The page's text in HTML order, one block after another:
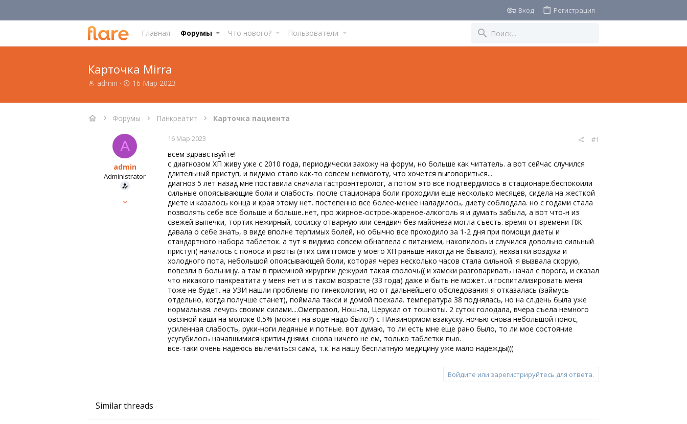
Вход Регистрация
Главная Форумы Что нового? Пользователи
Карточка Mirra
А
т
admin
Д
т
н
ч
а
а
16 Мар 2023
Форумы Панкреатит Карточка пациента
A
admin
Administrator
16 Мар 2023 #1
всем здравствуйте!
с диагнозом ХП живу уже с 2010 года, периодически захожу на форум, но больше как читатель. а вот сейчас случился
длительный приступ, и видимо стало как-то совсем невмоготу, что хочется выговориться...
диагноз 5 лет назад мне поставила сначала гастроэнтеролог, а потом это все подтвердилось в стационаре.беспокоили
сильные опоясывающие боли и слабость. после стационара боли проходили еще несколько месяцев, сидела на жесткой
диете и казалось конца и края этому нет. постепенно все более-менее наладилось, диету соблюдала. но с годами стала
позволять себе все больше и больше..нет, про жирное-острое-жареное-алкоголь я и думать забыла, а вот что-н из
свежей выпечки, тортик нежирный, сосиску отварную или сендвич без майонеза могла съесть. время от времени ПЖ
давала о себе знать, в виде вполне терпимых болей, но обычно все проходило за 1-2 дня при помощи диеты и
стандартного набора таблеток. а тут я видимо совсем обнаглела с питанием, накопилось и случился довольно сильный
приступ( началось с поноса и рвоты (этих симптомов у моего ХП раньше никогда не бывало), нехватки воздуха и
холодного пота, небольшой опоясывающей боли, которая через несколько часов стала сильной. я вызвала скорую,
повезли в больницу. а там в приемной хирургии дежурил такая сволочь(( и хамски разговаривать начал с порога, и сказал
что никакого панкреатита у меня нет и в таком возрасте (33 года) даже и быть не может. и госпитализировать меня
тоже не будет. на УЗИ нашли проблемы по гинекологии, но от дальнейшего обследования я отказалась (займусь
отдельно, когда получше станет), поймала такси и домой поехала. температура 38 поднялась, но на сл.день была уже
нормальная. лечусь своими силами....Омепразол, Нош-па, Церукал от тошноты. 2 суток голодала, вчера съела немного
овсяной каши на молоке 0.5% (может на воде надо было?) с ПАнзинормом взакуску. ночью снова небольшой понос,
усиленная слабость, руки-ноги ледяные и потные. вот думаю, то ли есть мне еще рано было, то ли мое состояние
усугубилось начавшимися критич.днями. снова ничего не ем, только таблетки пью.
все-таки очень надеюсь вылечиться сама, т.к. на нашу бесплатную медицину уже мало надежды(((
Войдите или зарегистрируйтесь для ответа.
Similar threads